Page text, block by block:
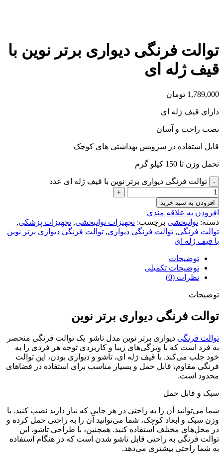
توالت فرنگی دیواری برتر نوین با
قیف ژله ای
1,789,000 تومان
دارای قیف ژله ای
نصب راحت و آسان
قابل استفاده در سرویس بهداشتی های کوچک
تحمل وزن تا 150 کیلو گرم
توالت فرنگی دیواری برتر نوین با قیف ژله ای عدد
افزودن به سبد خرید
افزودن به علاقه مندی
دسته: توانبخشی برچسب: تجهیزات توانبخشی, تجهیزات پزشکی,
توالت فرنگی, توالت فرنگی دیواری, توالت فرنگی دیواری برتر نوین
با قیف ژله ای
توضیحات
توضیحات تکمیلی
نظرات (0)
توضیحات
توالت فرنگی دیواری برتر نوین
توالت فرنگی دیواری برتر نوین مدل تاشو یک توالت فرنگی منحصر
به فرد است که با ویژگی‌های زیبا و کاربردی توجه هر فردی را به
خود جلب می‌کند. با قیف ژله ای، تاشو و دیواری بودن، این توالت
فرنگی مقاوم، قابل حمل و بسیار مناسب برای استفاده در فضاهای
محدود است.
سبک و قابل حمل
شما می‌توانید آن را به راحتی در هر جایی که نیاز دارید نصب کنید. با
وزن سبک و ابعاد کوچک، شما می‌توانید آن را به راحتی حمل کرده و
در محل‌های مختلف استفاده کنید. همچنین، با طراحی تاشو، این
توالت فرنگی به راحتی قابل تاشو شدن است که در هنگام استفاده
به شما راحتی بیشتری می‌دهد.